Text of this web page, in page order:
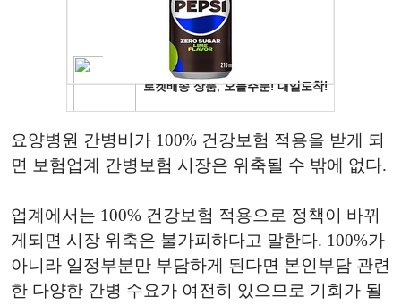
요양병원 간병비가 100% 건강보험 적용을 받게 되
면 보험업계 간병보험 시장은 위축될 수 밖에 없다.
업계에서는 100% 건강보험 적용으로 정책이 바뀌
게되면 시장 위축은 불가피하다고 말한다. 100%가
아니라 일정부분만 부담하게 된다면 본인부담 관련
한 다양한 간병 수요가 여전히 있으므로 기회가 될